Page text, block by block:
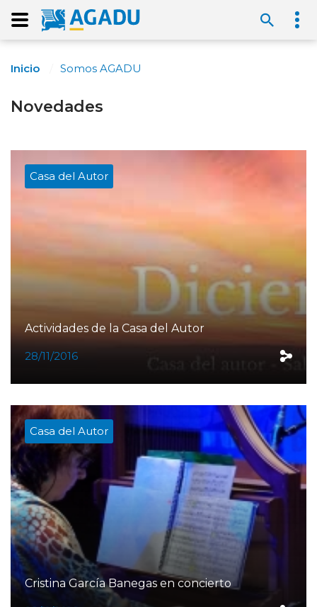
Inicio Somos AGADU
Novedades
Casa del Autor
Actividades de la Casa del Autor
28/11/2016
Casa del Autor
Cristina García Banegas en concierto